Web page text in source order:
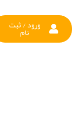
ورود / ثبت
نام